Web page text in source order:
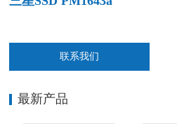
联系我们
最新产品